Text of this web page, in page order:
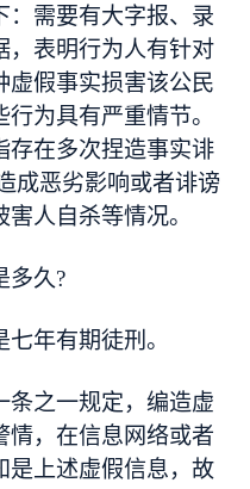
：需要有大字报、录
，表明行为人有针对
虚假事实损害该公民
为具有严重情节。
存在多次捏造事实诽
成恶劣影响或者诽谤
人自杀等情况。
多久?
年有期徒刑。
条之一规定，编造虚
情，在信息网络或者
是上述虚假信息，故